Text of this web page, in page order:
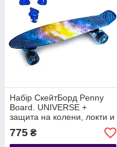
Набір СкейтБорд Penny
Board. UNIVERSE +
защита на колени, локти и
ладони. Колеса світяться
під час катання!
775 ₴